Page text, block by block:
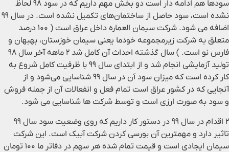
سود‌ها هم ادامه دار است دو بخش مهم داریم که در سود ۹۸ لحاظ
نشده است، سود حاصل از ساختمان‌های تکمیل نشده است. در سال ۹۹
اضافه می شود. شرکت سیمان العماره داخل عراق است ( ۱۰۰ درصد
متعلق به شرکت زیرمجموعه خودما یعنی سیمان خوزستان، بهبهان و
فارس نو است. ) سال گذشته احداث آن کامل شد ۲ ماهه آخر سال ۹۸
تولید آزمایشی انجام شد و از ابتدای سال ۹۹ با ظرفیت کامل شروع به
کار کرده است که میزان سود آن در سال ۹۹ شناسایی می‌شود و از
آنجایی که در کشور عراق است تمام فعل و انفعالات آن از جمله فروش
و سود به صورت ارزی است و توسط شرکت ها شناسایی می شود.
۲ اقدام در سال ۹۹ در دستور کار داریم که روی وضعیت سود سال ۹۹
تاثیر دارد و مهمترین آن بورسی کردن شرکت آبیک است. این شرکت
سیمان ایجادی است و قیمت تمام شده هر سهم در دفاتر ما ۱۰۰ تومان